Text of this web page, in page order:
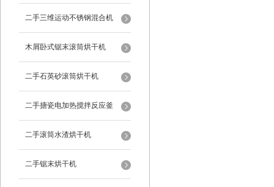
二手三维运动不锈钢混合机
木屑卧式锯末滚筒烘干机
二手石英砂滚筒烘干机
二手搪瓷电加热搅拌反应釜
二手滚筒水渣烘干机
二手锯末烘干机